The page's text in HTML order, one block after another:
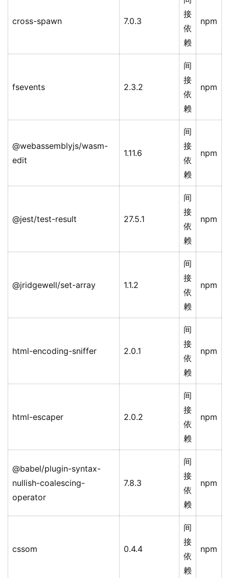
cross-spawn 7.0.3
接
依
赖
npm
fsevents 2.3.2
间
接
依
赖
npm
@webassemblyjs/wasm-
edit
1.11.6
间
接
依
赖
npm
@jest/test-result 27.5.1
间
接
依
赖
npm
@jridgewell/set-array 1.1.2
间
接
依
赖
npm
html-encoding-sniffer 2.0.1
间
接
依
赖
npm
html-escaper 2.0.2
间
接
依
赖
npm
@babel/plugin-syntax-
nullish-coalescing-
operator
7.8.3
间
接
依
赖
npm
cssom 0.4.4
间
接
依
赖
npm